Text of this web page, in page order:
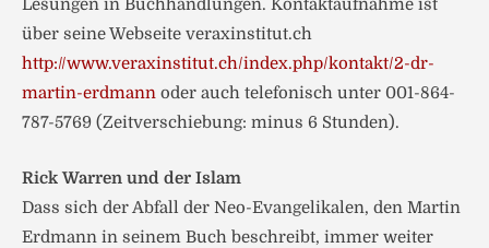
Lesungen in Buchhandlungen. Kontaktaufnahme ist
über seine Webseite veraxinstitut.ch
http://www.veraxinstitut.ch/index.php/kontakt/2-dr-
martin-erdmann oder auch telefonisch unter 001-864-
787-5769 (Zeitverschiebung: minus 6 Stunden).
Rick Warren und der Islam
Dass sich der Abfall der Neo-Evangelikalen, den Martin
Erdmann in seinem Buch beschreibt, immer weiter